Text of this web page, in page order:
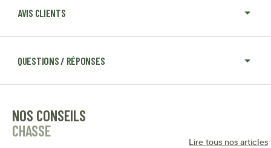
AVIS CLIENTS
QUESTIONS / RÉPONSES
NOS CONSEILS
CHASSE
Lire tous nos articles